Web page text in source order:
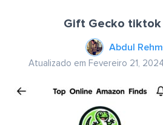
Gift Gecko tiktok
Abdul
Atualizado em Fevereiro 21, 2024